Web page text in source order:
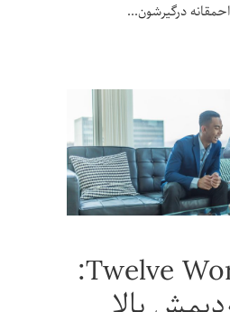
درگیرشون
داستان Twelve Work: